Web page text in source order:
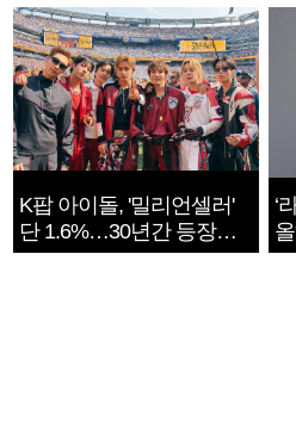
K팝 아이돌, '밀리언셀러'
단 1.6%…30년간 등장
1182개팀 전수조사
‘